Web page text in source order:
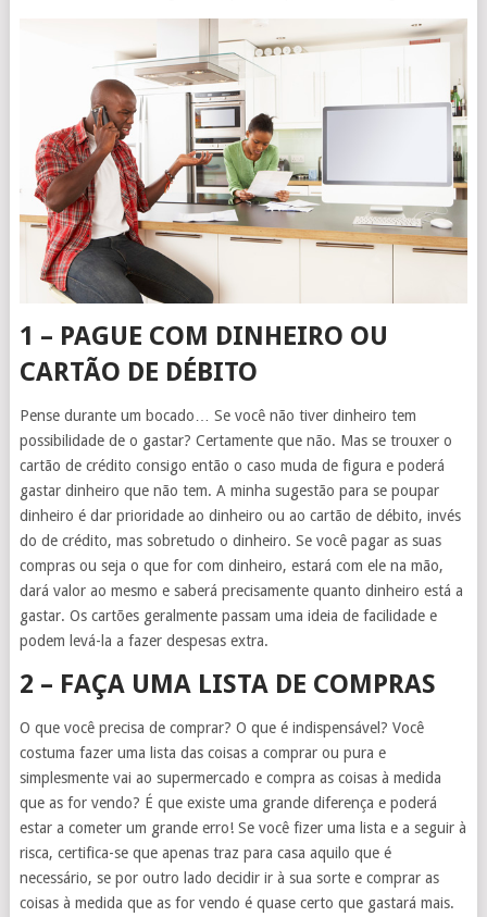
1 – PAGUE COM DINHEIRO OU
CARTÃO DE DÉBITO
Pense durante um bocado… Se você não tiver dinheiro tem
possibilidade de o gastar? Certamente que não. Mas se trouxer o
cartão de crédito consigo então o caso muda de figura e poderá
gastar dinheiro que não tem. A minha sugestão para se poupar
dinheiro é dar prioridade ao dinheiro ou ao cartão de débito, invés
do de crédito, mas sobretudo o dinheiro. Se você pagar as suas
compras ou seja o que for com dinheiro, estará com ele na mão,
dará valor ao mesmo e saberá precisamente quanto dinheiro está a
gastar. Os cartões geralmente passam uma ideia de facilidade e
podem levá-la a fazer despesas extra.
2 – FAÇA UMA LISTA DE COMPRAS
O que você precisa de comprar? O que é indispensável? Você
costuma fazer uma lista das coisas a comprar ou pura e
simplesmente vai ao supermercado e compra as coisas à medida
que as for vendo? É que existe uma grande diferença e poderá
estar a cometer um grande erro! Se você fizer uma lista e a seguir à
risca, certifica-se que apenas traz para casa aquilo que é
necessário, se por outro lado decidir ir à sua sorte e comprar as
coisas à medida que as for vendo é quase certo que gastará mais.